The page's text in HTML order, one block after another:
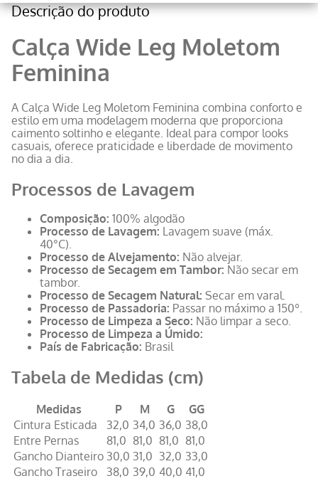
Descrição do produto
Calça Wide Leg Moletom
Feminina
A Calça Wide Leg Moletom Feminina combina conforto e
estilo em uma modelagem moderna que proporciona
caimento soltinho e elegante. Ideal para compor looks
casuais, oferece praticidade e liberdade de movimento
no dia a dia.
Processos de Lavagem
Composição: 100% algodão
Processo de Lavagem: Lavagem suave (máx.
40°C).
Processo de Alvejamento: Não alvejar.
Processo de Secagem em Tambor: Não secar em
tambor.
Processo de Secagem Natural: Secar em varal.
Processo de Passadoria: Passar no máximo a 150º.
Processo de Limpeza a Seco: Não limpar a seco.
Processo de Limpeza a Úmido:
País de Fabricação: Brasil
Tabela de Medidas (cm)
Medidas P M G
GG
Cintura Esticada
32,0 34,0 36,0 38,0
Entre Pernas
81,0 81,0 81,0 81,0
Gancho Dianteiro 30,0 31,0 32,0 33,0
Gancho Traseiro
38,0 39,0 40,0 41,0